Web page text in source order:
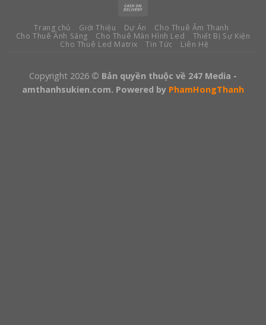
Trang chủ Giới Thiệu Dự Án
Cho Thuê Âm Thanh
Cho Thuê Ánh Sáng
Cho Thuê Màn Hình Led
Thiết Bị Sự Kiện
Cho Thuê Led Matrix
Tin Tức Liên Hệ
Copyright 2026 © Bản quyền thuộc về 247 Media -
amthanhsukien.com. Powered by PhamHongThanh